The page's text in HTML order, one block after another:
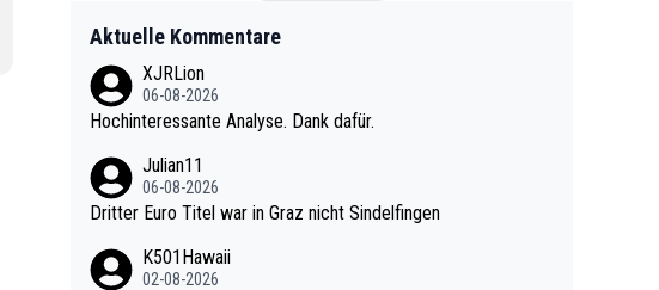
Aktuelle Kommentare
XJRLion
06-08-2026
Hochinteressante Analyse. Dank dafür.
Julian11
06-08-2026
Dritter Euro Titel war in Graz nicht Sindelfingen
K501Hawaii
02-08-2026